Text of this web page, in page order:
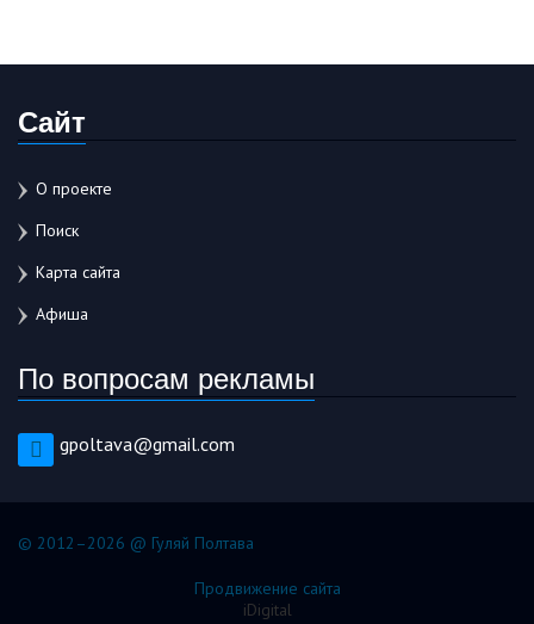
Сайт
О проекте
Поиск
Карта сайта
Афиша
По вопросам рекламы
gpoltava@gmail.com
© 2012–2026 @ Гуляй Полтава
Продвижение сайта
iDigital